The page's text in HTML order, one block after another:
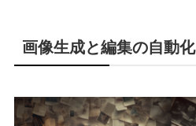
画像生成と編集の自動化